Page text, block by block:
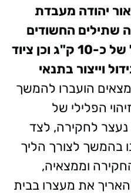
יהודה מעבדת
שתילים החשודים
כקנאביס במשקל כולל של כ-10 ק"ג וכן ציוד
וייצור בתנאי
הועברו להמשך
הפלילי של
לחקירה, לצד
בהמשך לצורך הליך
וממצאיה,
את מעצרו בבית